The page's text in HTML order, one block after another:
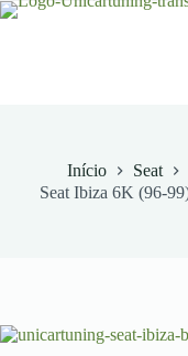
Pular
Início Seat
Seat Ibiza 6K (96-